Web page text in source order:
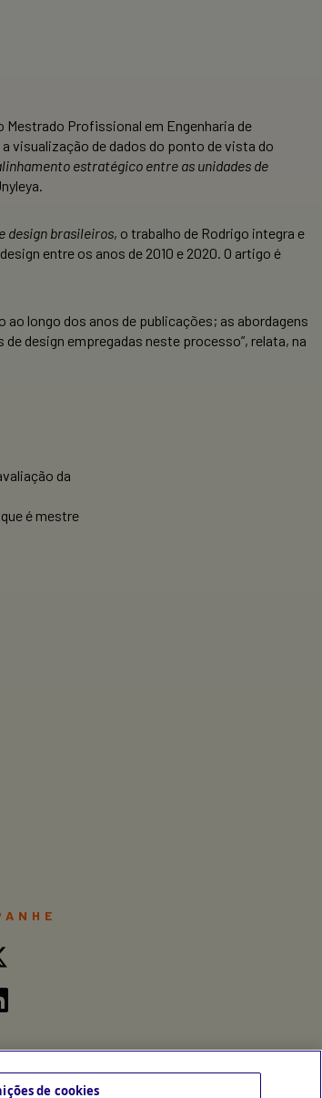
Profissional em Engenharia de
visualização de dados do ponto de vista do
estratégico entre as unidades de
design brasileiros, o trabalho de Rodrigo integra e
entre os anos de 2010 e 2020. O artigo é
longo dos anos de publicações; as abordagens
design empregadas neste processo”, relata, na
da
é mestre
de cookies